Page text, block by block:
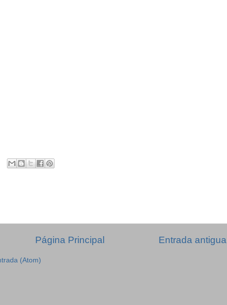
Entrada antigua
Página Principal
(Atom)